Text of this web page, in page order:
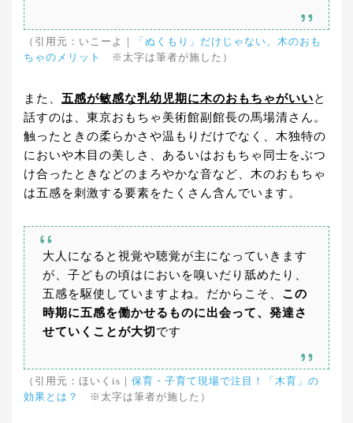
（引用元：いこーよ｜
「ぬくもり」だけじゃない、木のおも
ちゃのメリット
※太字は筆者が施した）
また、 五感が敏感な乳幼児期に木のおもちゃがいいと
話すのは、東京おもちゃ美術館副館長の馬場清さん。
触ったときの柔らかさや温もりだけでなく、木独特の
においや木目の美しさ、あるいはおもちゃ同士をぶつ
け合ったときなどのまろやかな音など、木のおもちゃ
は五感を刺激する要素をたくさん含んでいます。
大人になると視覚や聴覚が主になっていきます
が、子どもの頃はにおいを嗅いだり舐めたり、
五感を駆使していますよね。だからこそ、 この
時期に五感を働かせるものに出会って、発達さ
せていくことが大切 です
（引用元：ほいくis｜ 保育・子育て現場で注目！「木育」の
効果とは？
※太字は筆者が施した）